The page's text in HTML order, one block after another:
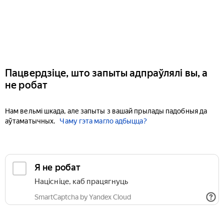
Пацвердзіце, што запыты адпраўлялі вы, а
не робат
Нам вельмі шкада, але запыты з вашай прылады падобныя да
аўтаматычных.
Чаму гэта магло адбыцца?
Я не робат
Націсніце, каб працягнуць
SmartCaptcha by Yandex Cloud